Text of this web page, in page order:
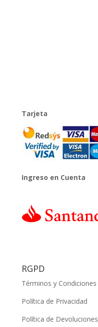
Tarjeta
Ingreso en Cuenta
RGPD
Términos y Condiciones
Política de Privacidad
Política de Devoluciones